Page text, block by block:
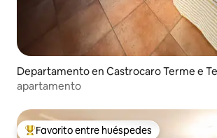
Departamento en Castrocaro Terme e
el Sole
apartamento
Favorito entre huéspedes